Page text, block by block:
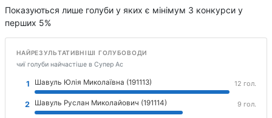
Показуються лише голуби у яких є мінімум 3 конкурси у
перших 5%
НАЙРЕЗУЛЬТАТИВНІШІ ГОЛУБОВОДИ
чиї голуби найчастіше в Супер Ас
1 Шавуль Юлія Миколаївна (191113) 12 гол.
2 Шавуль Руслан Миколайович (191114) 9 гол.